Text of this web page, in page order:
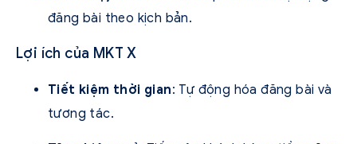
đăng bài theo kịch bản.
Lợi ích của MKT X
Tiết kiệm thời gian: Tự động hóa đăng bài và
tương tác.